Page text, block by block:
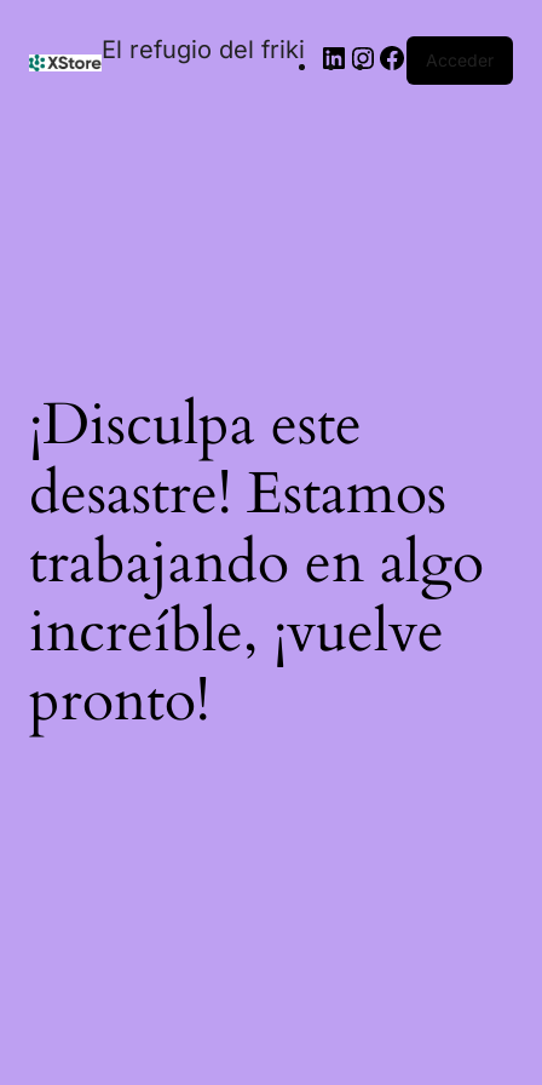
El refugio del friki Acceder
¡Disculpa este
desastre! Estamos
trabajando en algo
increíble, ¡vuelve
pronto!